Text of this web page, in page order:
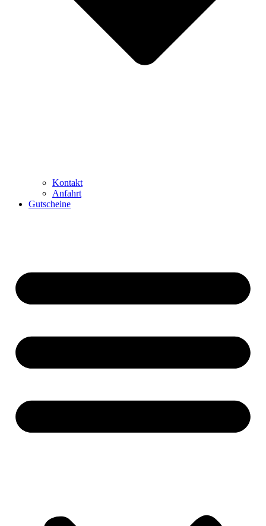
Kontakt
Anfahrt
Gutscheine